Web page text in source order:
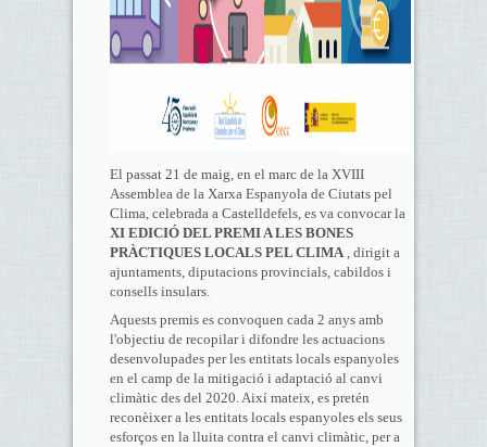
El passat 21 de maig, en el marc de la XVIII
Assemblea de la Xarxa Espanyola de Ciutats pel
Clima, celebrada a Castelldefels, es va convocar la
XI EDICIÓ DEL PREMI A LES BONES
PRÀCTIQUES LOCALS PEL CLIMA, dirigit a
ajuntaments, diputacions provincials, cabildos i
consells insulars.
Aquests premis es convoquen cada 2 anys amb
l'objectiu de recopilar i difondre les actuacions
desenvolupades per les entitats locals espanyoles
en el camp de la mitigació i adaptació al canvi
climàtic des del 2020. Així mateix, es pretén
reconèixer a les entitats locals espanyoles els seus
esforços en la lluita contra el canvi climàtic, per a